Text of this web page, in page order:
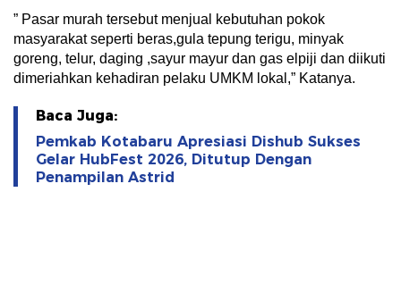
” Pasar murah tersebut menjual kebutuhan pokok
masyarakat seperti beras,gula tepung terigu, minyak
goreng, telur, daging ,sayur mayur dan gas elpiji dan diikuti
dimeriahkan kehadiran pelaku UMKM lokal,” Katanya.
Baca Juga:
Pemkab Kotabaru Apresiasi Dishub Sukses
Gelar HubFest 2026, Ditutup Dengan
Penampilan Astrid